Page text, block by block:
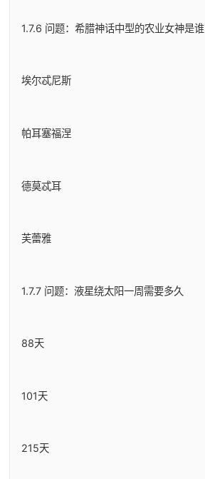
1.7.6 问题：希腊神话中型的农业女神是谁
埃尔忒尼斯
帕耳塞福涅
德莫忒耳
芙蕾雅
1.7.7 问题：液星绕太阳一周需要多久
88天
101天
215天